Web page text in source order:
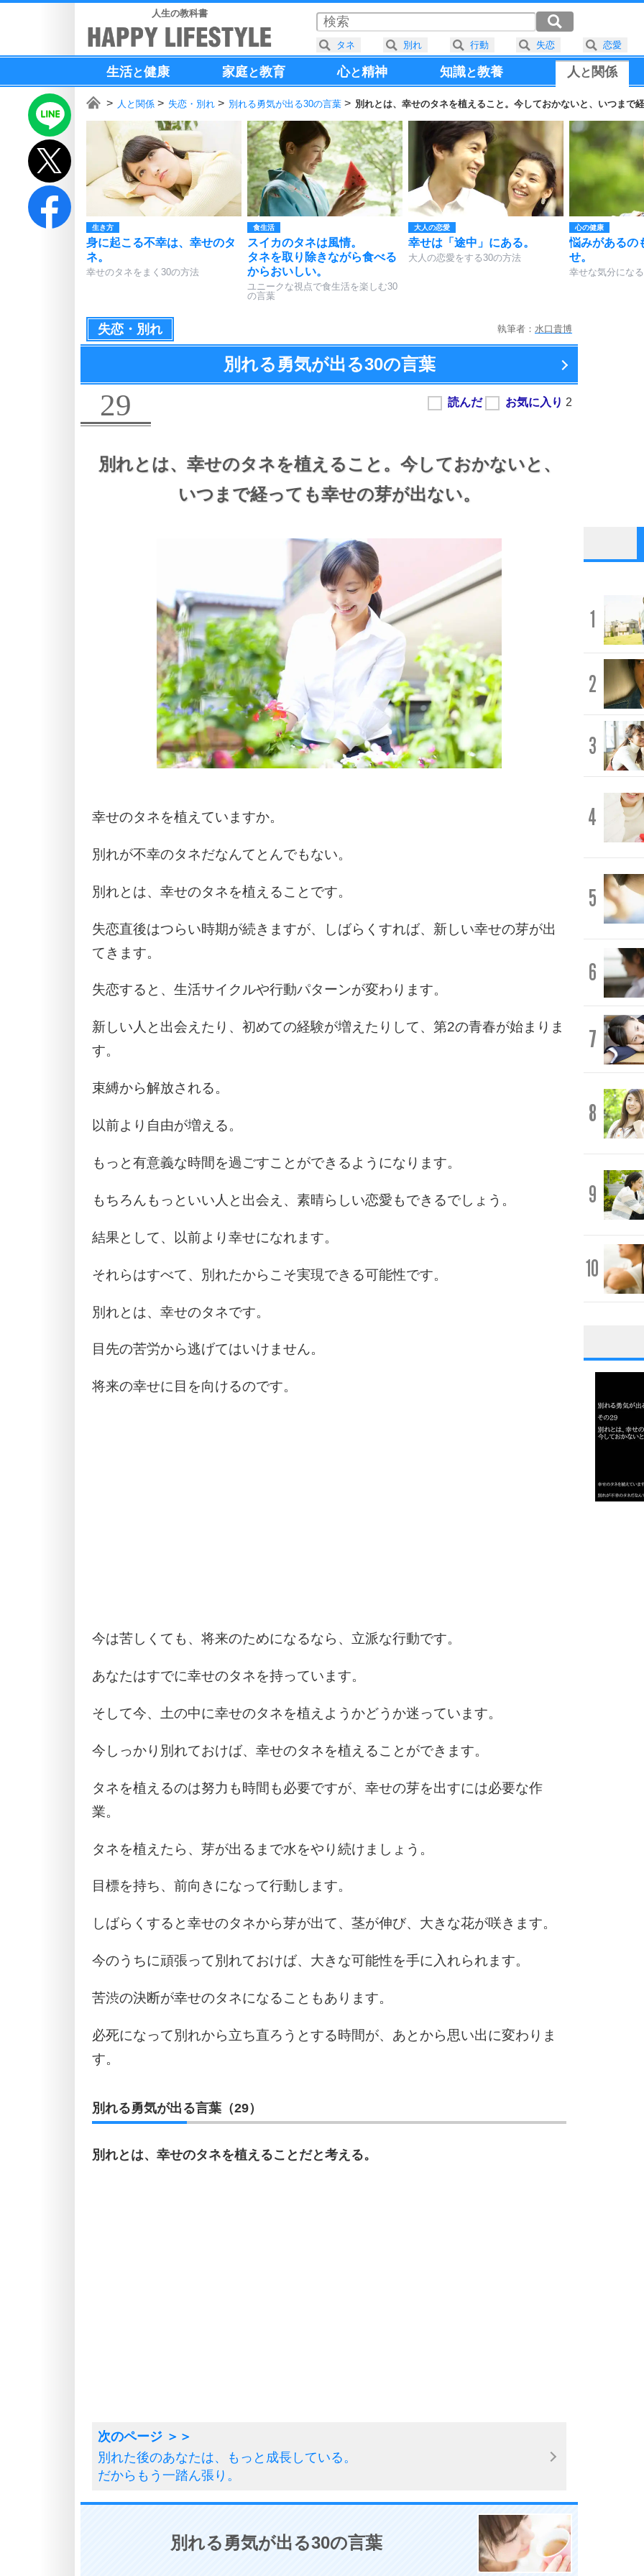
人生の教科書
生活と健康 家庭と教育 心と精神 知識と教養 人と 関係
人と関係 失恋・別れ 別れる勇気が出る30の言葉 別れとは、幸せのタネを植えること。今しておかないと、いつまで
生き方
身に起こる不幸は、幸せのタ
ネ。
幸せのタネをまく30の方法
食生活
スイカのタネは風情。
タネを取り除きながら食べる
からおいしい。
ユニークな視点で食生活を楽しむ30
の言葉
大人の恋愛
幸せは「途中」にある。
大人の恋愛をする30の方法
心の健康
悩みがあるの
せ。
幸せな気分にな
失恋・別れ 執筆者： 水口貴博
別れる勇気が出る30の言葉
29
別れとは、 幸せのタネを植えること。 今しておかないと、
いつまで経っても幸せの芽が出ない。
幸せのタネを植えていますか。
別れが不幸のタネだなんてとんでもない。
別れとは、幸せのタネを植えることです。
失恋直後はつらい時期が続きますが、しばらくすれば、新しい幸せの芽が出
てきます。
失恋すると、生活サイクルや行動パターンが変わります。
新しい人と出会えたり、初めての経験が増えたりして、第2の青春が始まりま
す。
束縛から解放される。
以前より自由が増える。
もっと有意義な時間を過ごすことができるようになります。
もちろんもっといい人と出会え、素晴らしい恋愛もできるでしょう。
結果として、以前より幸せになれます。
それらはすべて、別れたからこそ実現できる可能性です。
別れとは、幸せのタネです。
目先の苦労から逃げてはいけません。
将来の幸せに目を向けるのです。
今は苦しくても、将来のためになるなら、立派な行動です。
あなたはすでに幸せのタネを持っています。
そして今、土の中に幸せのタネを植えようかどうか迷っています。
今しっかり別れておけば、幸せのタネを植えることができます。
タネを植えるのは努力も時間も必要ですが、幸せの芽を出すには必要な作
業。
タネを植えたら、芽が出るまで水をやり続けましょう。
目標を持ち、前向きになって行動します。
しばらくすると幸せのタネから芽が出て、茎が伸び、大きな花が咲きます。
今のうちに頑張って別れておけば、大きな可能性を手に入れられます。
苦渋の決断が幸せのタネになることもあります。
必死になって別れから立ち直ろうとする時間が、あとから思い出に変わりま
す。
別れる勇気が出る言葉（29）
別れとは、幸せのタネを植えることだと考える。
別れた後のあなたは、もっと成長している。
だからもう一踏ん張り。
別れる勇気が出る30の言葉
1
2
3
4
5
6
7
8
9
10
1
3
タネ 別れ 行動 失恋 恋愛